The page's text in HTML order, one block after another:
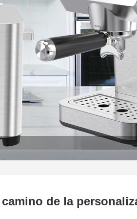
de la